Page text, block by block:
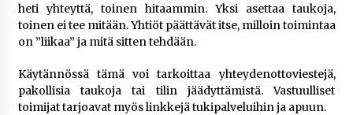
heti yhteyttä, toinen hitaammin. Yksi asettaa taukoja,
toinen ei tee mitään. Yhtiöt päättävät itse, milloin toimintaa
on ”liikaa” ja mitä sitten tehdään.
Käytännössä tämä voi tarkoittaa yhteydenottoviestejä,
pakollisia taukoja tai tilin jäädyttämistä. Vastuulliset
toimijat tarjoavat myös linkkejä tukipalveluihin ja apuun.